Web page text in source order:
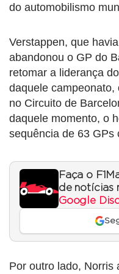
do automobilismo
Verstappen, que
abandonou o GP do
retomar a liderança
daquele
no Circuito de
daquele momento, o
sequência de 63 GPs
Faça o
de notícias
Google
Por outro lado, Norris